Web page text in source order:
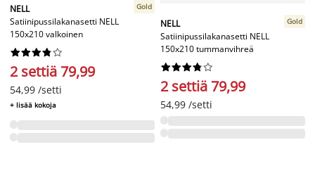
NELL
Satiinipussilakanasetti NELL
150x210 valkoinen
Gold






2 settiä 79,99
54,99 /setti
+ lisää kokoja
NELL
Satiinipussilakanasetti NELL
150x210 tummanvihreä
Gold






2 settiä 79,99
54,99 /setti